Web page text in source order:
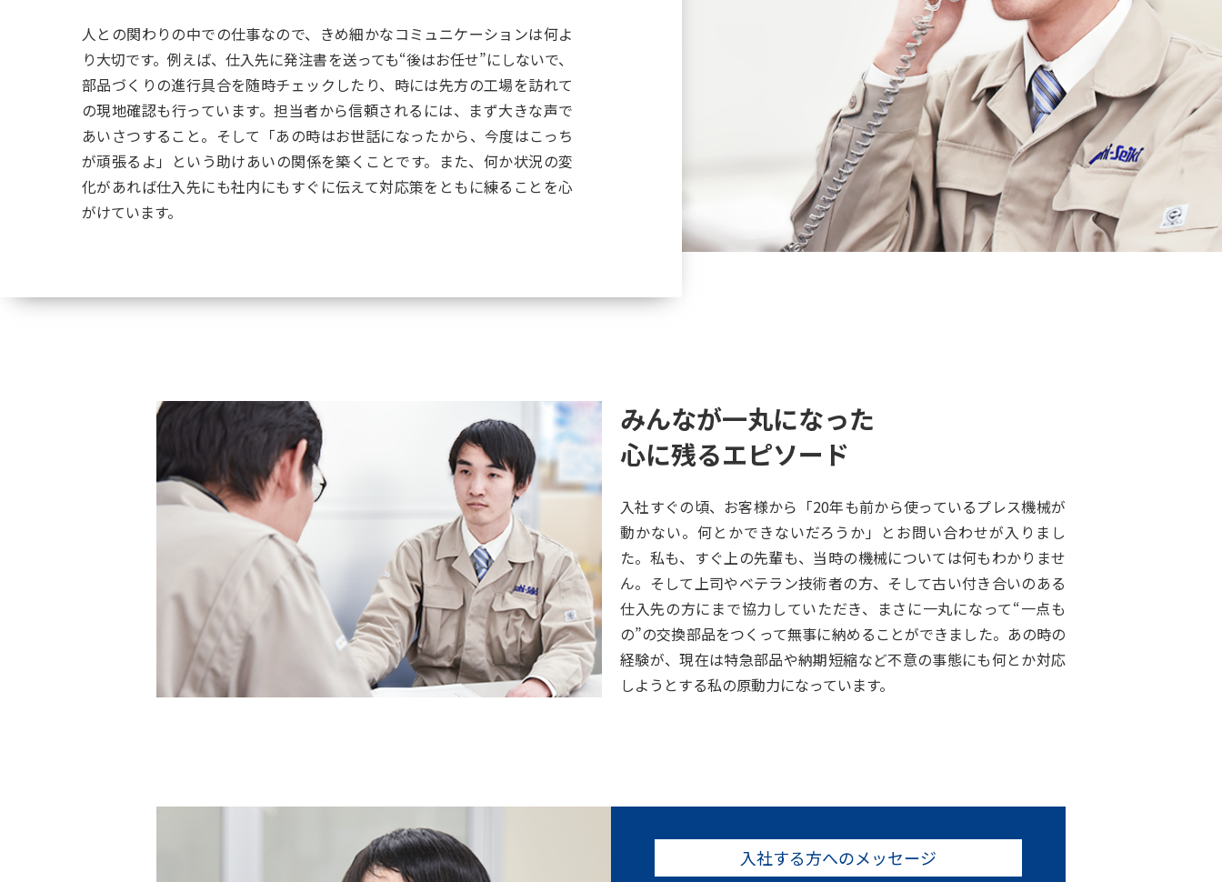
人との関わりの中での仕事なので、きめ細かなコミュニケーションは何よ
り大切です。例えば、仕入先に発注書を送っても“後はお任せ”にしないで、
部品づくりの進行具合を随時チェックしたり、時には先方の工場を訪れて
の現地確認も行っています。担当者から信頼されるには、まず大きな声で
あいさつすること。そして「あの時はお世話になったから、今度はこっち
が頑張るよ」という助けあいの関係を築くことです。また、何か状況の変
化があれば仕入先にも社内にもすぐに伝えて対応策をともに練ることを心
がけています。
みんなが一丸になった
心に残るエピソード
入社すぐの頃、お客様から「20年も前から使っているプレス機械が
動かない。何とかできないだろうか」とお問い合わせが入りまし
た。私も、すぐ上の先輩も、当時の機械については何もわかりませ
ん。そして上司やベテラン技術者の方、そして古い付き合いのある
仕入先の方にまで協力していただき、まさに一丸になって“一点も
の”の交換部品をつくって無事に納めることができました。あの時の
経験が、現在は特急部品や納期短縮など不意の事態にも何とか対応
しようとする私の原動力になっています。
入社する方へのメッセージ